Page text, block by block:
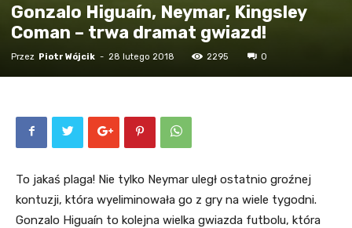
Gonzalo Higuaín, Neymar, Kingsley
Coman – trwa dramat gwiazd!
Przez Piotr Wójcik - 28 lutego 2018 2295 0
To jakaś plaga! Nie tylko Neymar uległ ostatnio groźnej
kontuzji, która wyeliminowała go z gry na wiele tygodni.
Gonzalo Higuaín to kolejna wielka gwiazda futbolu, która